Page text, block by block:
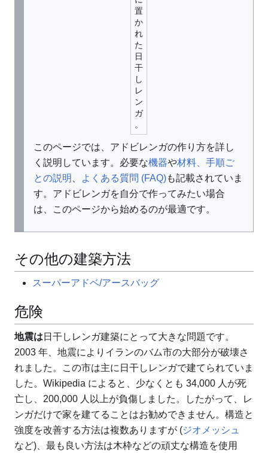
置
か
れ
た
日
干
し
レ
ン
ガ
。
このページでは、アドビレンガの作り方を詳し
く説明しています。 必要な機器や材料、 手順ご
との説明
よくある質問 (FAQ)も記載されていま
す。アドビレンガを自分で作ってみたい場合
は、このページから始めるのが最適です。
その他の建築方法
スーパーアドベ/アースバッグ
危険
地震は 日干しレンガ建築にとって大きな問題です。
2003 年、地震によりイランのバム市の大部分が破壊さ
れました。この市は主に日干しレンガで建てられていま
した。Wikipedia によると、少なくとも 34,000 人が死
亡し、200,000 人以上が負傷しました。したがって、レ
ンガだけで家を建てることはお勧めできません。構造と
強度を改善する方法は複数ありますが (ジオメッシュ
など)、最も良い方法は木枠などの頑丈な構造を使用